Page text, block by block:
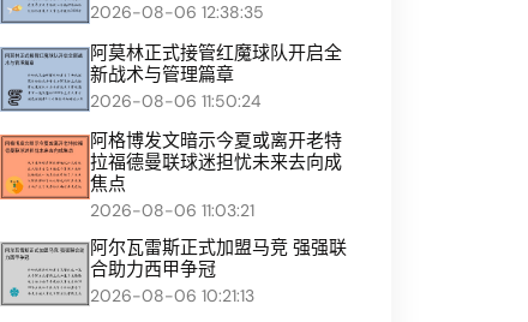
2026-08-06 12:38:35
阿莫林正式接管红魔球队开启全
新战术与管理篇章
2026-08-06 11:50:24
阿格博发文暗示今夏或离开老特
拉福德曼联球迷担忧未来去向成
焦点
2026-08-06 11:03:21
阿尔瓦雷斯正式加盟马竞 强强联
合助力西甲争冠
2026-08-06 10:21:13